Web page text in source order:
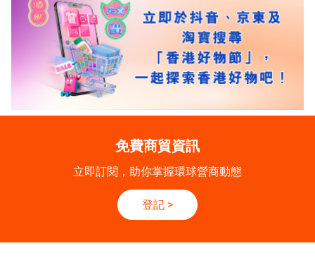
免費商貿資訊
立即訂閱，助你掌握環球營商動態
登記 >